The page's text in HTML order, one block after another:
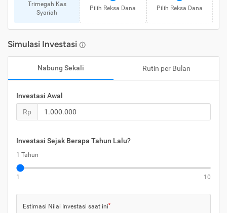
Trimegah Kas
Syariah
Pilih Reksa Dana Pilih Reksa Dana
Simulasi Investasi
Nabung Sekali Rutin per Bulan
Investasi Awal
Rp
Investasi Sejak Berapa Tahun Lalu?
1 Tahun
1 10
Estimasi Nilai Investasi saat ini*